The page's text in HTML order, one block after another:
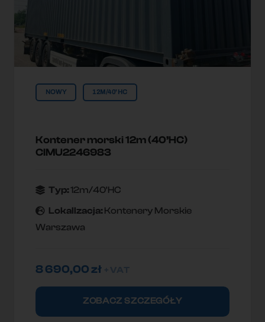
NOWY 12M/40'HC
Kontener morski 12m (40’HC)
CIMU2246983
Typ:12m/40'HC
Lokallzacja: Kontenery Morskie
Warszawa
8 690,00zł
ZOBACZ SZCZEGÓŁY